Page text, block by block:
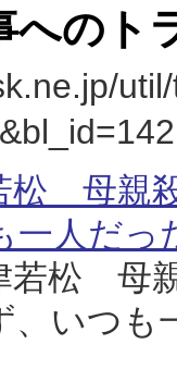
のト
母親
一人だっ
若松
、いつ